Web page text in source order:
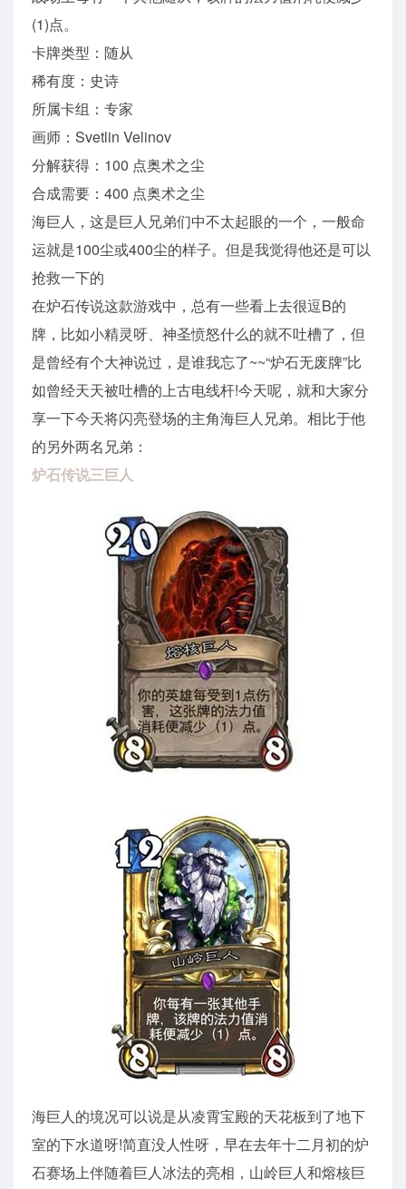
(1)点。
卡牌类型：随从
稀有度：史诗
所属卡组：专家
画师：Svetlin Velinov
分解获得：100 点奥术之尘
合成需要：400 点奥术之尘
海巨人，这是巨人兄弟们中不太起眼的一个，一般命
运就是100尘或400尘的样子。但是我觉得他还是可以
抢救一下的
在炉石传说这款游戏中，总有一些看上去很逗B的
牌，比如小精灵呀、神圣愤怒什么的就不吐槽了，但
是曾经有个大神说过，是谁我忘了~~“炉石无废牌”比
如曾经天天被吐槽的上古电线杆!今天呢，就和大家分
享一下今天将闪亮登场的主角海巨人兄弟。相比于他
的另外两名兄弟：
炉石传说三巨人
海巨人的境况可以说是从凌霄宝殿的天花板到了地下
室的下水道呀!简直没人性呀，早在去年十二月初的炉
石赛场上伴随着巨人冰法的亮相，山岭巨人和熔核巨